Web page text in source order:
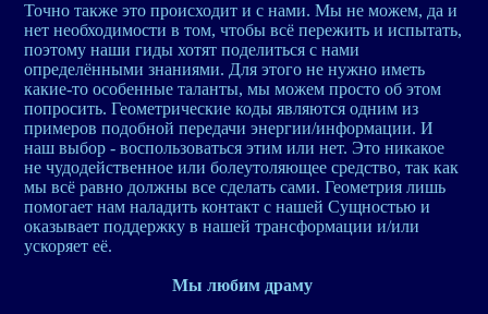
Точно также это происходит и с нами. Мы не можем, да и
нет необходимости в том, чтобы всё пережить и испытать,
поэтому наши гиды хотят поделиться с нами
определёнными знаниями. Для этого не нужно иметь
какие-то особенные таланты, мы можем просто об этом
попросить. Геометрические коды являются одним из
примеров подобной передачи энергии/информации. И
наш выбор - воспользоваться этим или нет. Это никакое
не чудодейственное или болеутоляющее средство, так как
мы всё равно должны все сделать сами. Геометрия лишь
помогает нам наладить контакт с нашей Сущностью и
оказывает поддержку в нашей трансформации и/или
ускоряет её.
Мы любим драму